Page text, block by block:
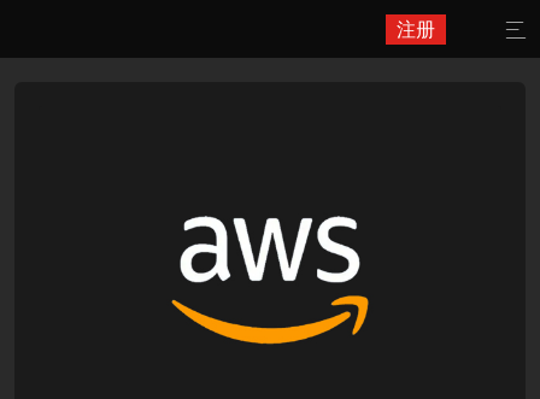
注册 